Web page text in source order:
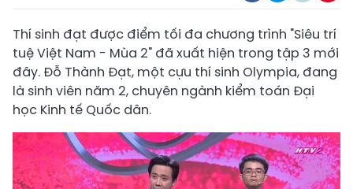
Thí sinh đạt được điểm tối đa chương trình "Siêu trí
tuệ Việt Nam - Mùa 2" đã xuất hiện trong tập 3 mới
đây. Đỗ Thành Đạt, một cựu thí sinh Olympia, đang
là sinh viên năm 2, chuyên ngành kiểm toán Đại
học Kinh tế Quốc dân.